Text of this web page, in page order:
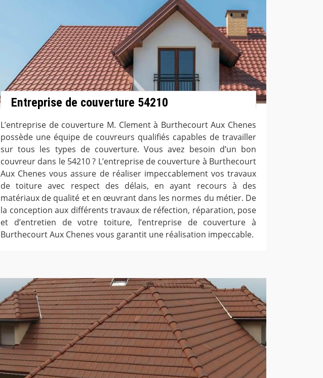
Entreprise de couverture 54210
L’entreprise de couverture M. Clement à Burthecourt Aux Chenes
possède une équipe de couvreurs qualifiés capables de travailler
sur tous les types de couverture. Vous avez besoin d’un bon
couvreur dans le 54210 ? L’entreprise de couverture à Burthecourt
Aux Chenes vous assure de réaliser impeccablement vos travaux
de toiture avec respect des délais, en ayant recours à des
matériaux de qualité et en œuvrant dans les normes du métier. De
la conception aux différents travaux de réfection, réparation, pose
et d’entretien de votre toiture, l’entreprise de couverture à
Burthecourt Aux Chenes vous garantit une réalisation impeccable.